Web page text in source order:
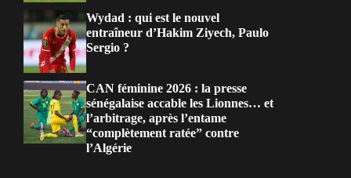
Wydad : qui est le nouvel
entraîneur d’Hakim Ziyech, Paulo
Sergio ?
CAN féminine 2026 : la presse
sénégalaise accable les Lionnes… et
l’arbitrage, après l’entame
“complètement ratée” contre
l’Algérie